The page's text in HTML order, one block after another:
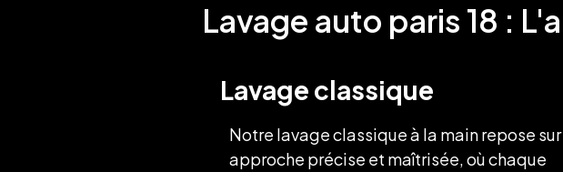
Lavage auto paris 18 :
Lavage classique
Notre lavage classique à la main repose sur
approche précise et maîtrisée, où chaque